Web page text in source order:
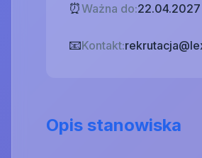
⏰Ważna do:22.04.2027
📧Kontakt:
Opis stanowiska